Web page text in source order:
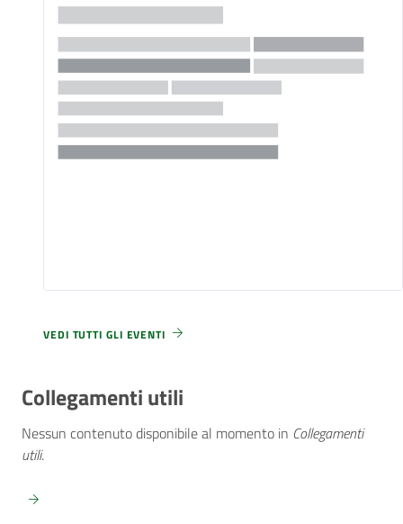
VEDI TUTTI GLI EVENTI
Collegamenti utili
Nessun contenuto disponibile al momento in Collegamenti
utili.